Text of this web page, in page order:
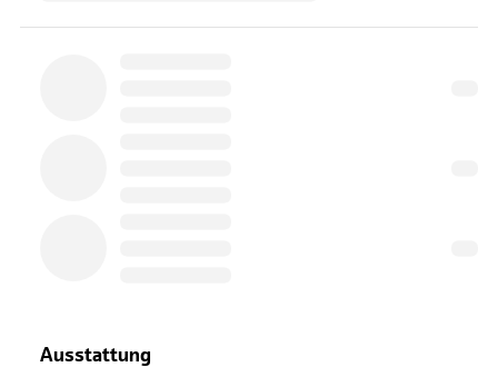
Ausstattung